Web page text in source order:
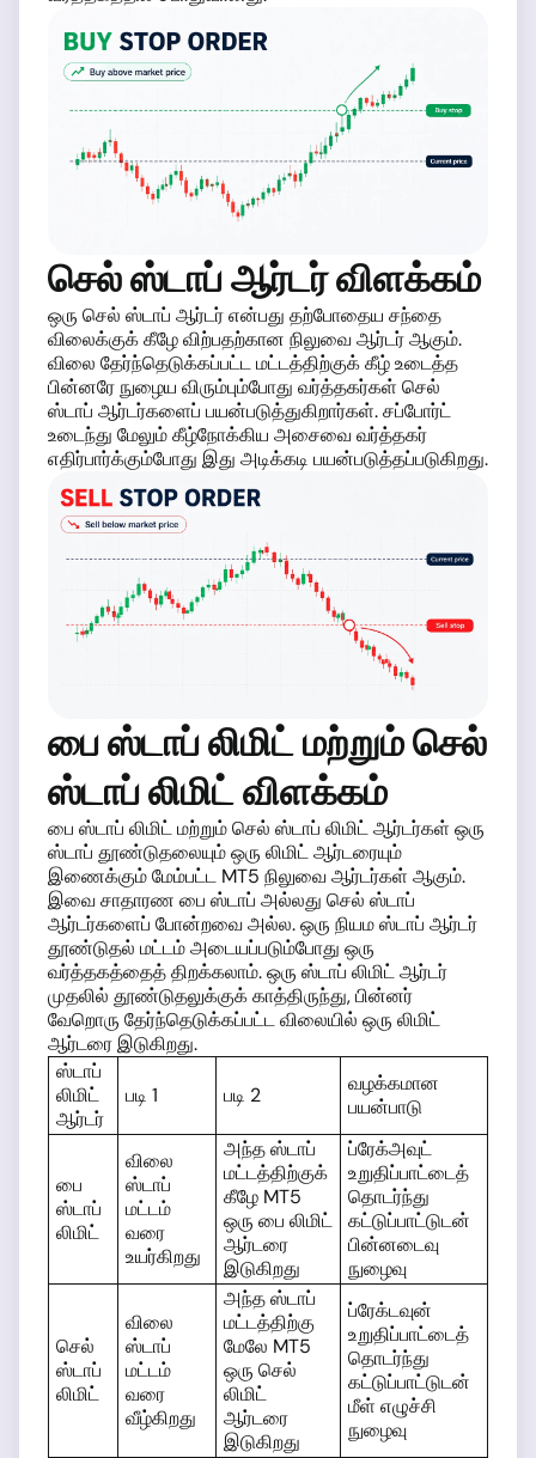
செல் ஸ்டாப் ஆர்டர் விளக்கம்
ஒரு செல் ஸ்டாப் ஆர்டர் என்பது தற்போதைய சந்தை
விலைக்குக் கீழே விற்பதற்கான நிலுவை ஆர்டர் ஆகும்.
விலை தேர்ந்தெடுக்கப்பட்ட மட்டத்திற்குக் கீழ் உடைத்த
பின்னரே நுழைய விரும்பும்போது வர்த்தகர்கள் செல்
ஸ்டாப் ஆர்டர்களைப் பயன்படுத்துகிறார்கள். சப்போர்ட்
உடைந்து மேலும் கீழ்நோக்கிய அசைவை வர்த்தகர்
எதிர்பார்க்கும்போது இது அடிக்கடி பயன்படுத்தப்படுகிறது.
பை ஸ்டாப் லிமிட் மற்றும் செல்
ஸ்டாப் லிமிட் விளக்கம்
பை ஸ்டாப் லிமிட் மற்றும் செல் ஸ்டாப் லிமிட் ஆர்டர்கள் ஒரு
ஸ்டாப் தூண்டுதலையும் ஒரு லிமிட் ஆர்டரையும்
இணைக்கும் மேம்பட்ட MT5 நிலுவை ஆர்டர்கள் ஆகும்.
இவை சாதாரண பை ஸ்டாப் அல்லது செல் ஸ்டாப்
ஆர்டர்களைப் போன்றவை அல்ல. ஒரு நியம ஸ்டாப் ஆர்டர்
தூண்டுதல் மட்டம் அடையப்படும்போது ஒரு
வர்த்தகத்தைத் திறக்கலாம். ஒரு ஸ்டாப் லிமிட் ஆர்டர்
முதலில் தூண்டுதலுக்குக் காத்திருந்து, பின்னர்
வேறொரு தேர்ந்தெடுக்கப்பட்ட விலையில் ஒரு லிமிட்
ஆர்டரை இடுகிறது.
ஸ்டாப்
லிமிட்
ஆர்டர்
படி 1 படி 2
வழக்கமான
பயன்பாடு
பை
ஸ்டாப்
லிமிட்
விலை
ஸ்டாப்
மட்டம்
வரை
உயர்கிறது
அந்த ஸ்டாப்
மட்டத்திற்குக்
கீழே MT5
ஒரு பை லிமிட்
ஆர்டரை
இடுகிறது
ப்ரேக்அவுட்
உறுதிப்பாட்டைத்
தொடர்ந்து
கட்டுப்பாட்டுடன்
பின்னடைவு
நுழைவு
செல்
ஸ்டாப்
லிமிட்
விலை
ஸ்டாப்
மட்டம்
வரை
வீழ்கிறது
அந்த ஸ்டாப்
மட்டத்திற்கு
மேலே MT5
ஒரு செல்
லிமிட்
ஆர்டரை
இடுகிறது
ப்ரேக்டவுன்
உறுதிப்பாட்டைத்
தொடர்ந்து
கட்டுப்பாட்டுடன்
மீள் எழுச்சி
நுழைவு